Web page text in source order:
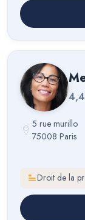
4,4
5 rue murillo
75008 Paris
Droit de la